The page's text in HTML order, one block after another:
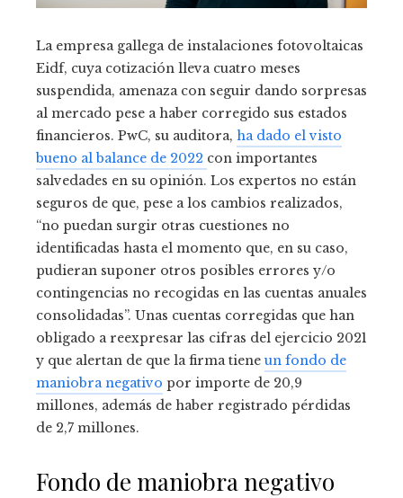
La empresa gallega de instalaciones fotovoltaicas
Eidf, cuya cotización lleva cuatro meses
suspendida, amenaza con seguir dando sorpresas
al mercado pese a haber corregido sus estados
financieros. PwC, su auditora, ha dado el visto
bueno al balance de 2022 con importantes
salvedades en su opinión. Los expertos no están
seguros de que, pese a los cambios realizados,
“no puedan surgir otras cuestiones no
identificadas hasta el momento que, en su caso,
pudieran suponer otros posibles errores y/o
contingencias no recogidas en las cuentas anuales
consolidadas”. Unas cuentas corregidas que han
obligado a reexpresar las cifras del ejercicio 2021
y que alertan de que la firma tiene un fondo de
maniobra negativo por importe de 20,9
millones, además de haber registrado pérdidas
de 2,7 millones.
Fondo de maniobra negativo